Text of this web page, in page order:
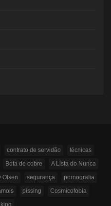
contrato de servidão
técnicas
Bota de cobre
A Lista do Nunca
Olsen segurança
pornografia
pissing
Cosmicofobia